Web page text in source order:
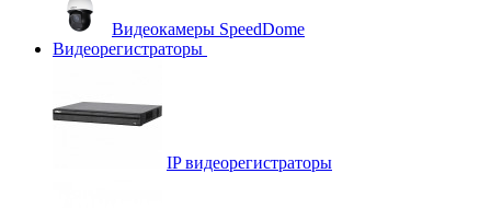
Видеокамеры SpeedDome
Видеорегистраторы
IP видеорегистраторы